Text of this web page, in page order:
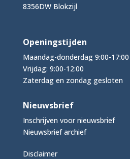
8356DW Blokzijl
Openingstijden
Maandag-donderdag 9:00-17:00
Vrijdag: 9:00-12:00
Zaterdag en zondag gesloten
Nieuwsbrief
Inschrijven voor nieuwsbrief
Nieuwsbrief archief
Disclaimer